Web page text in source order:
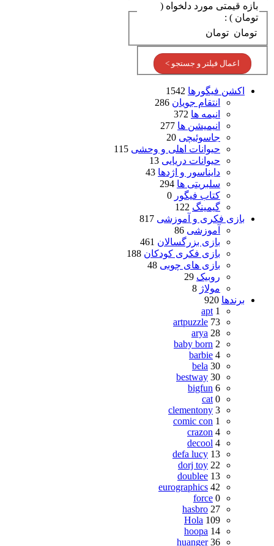
بازه قیمتی مورد دلخواه (
تومان ) :
تومان تومان
اعمال فیلتر و جستجو >
اکشن فیگورها 1542
انتقام جویان 286
انیمه ها 372
انیمیشن ها 277
جاسوئیچی 20
حیوانات اهلی و وحشی 115
حیوانات دریایی 13
دایناسور و اژدها 43
سلبریتی ها 294
کتاب فیگور 0
گیمینگ 122
بازی فکری و آموزشی 817
آموزشی 86
بازی بزرگسالان 461
بازی فکری کودکان 188
بازی های چوبی 48
روبیک 29
مولاژ 8
برندها 920
apt 1
artpuzzle 73
arya 28
baby born 2
barbie 4
bela 30
bestway 30
bigfun 6
cat 0
clementony 3
comic con 1
crazon 4
decool 4
defa lucy 13
dorj toy 22
doublee 13
eurographics 42
force 0
hasbro 27
Hola 109
hoopa 14
huanger 36